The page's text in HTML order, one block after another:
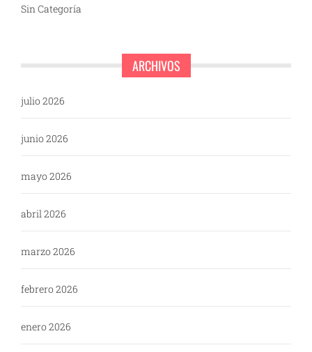
Sin Categoría
ARCHIVOS
julio 2026
junio 2026
mayo 2026
abril 2026
marzo 2026
febrero 2026
enero 2026